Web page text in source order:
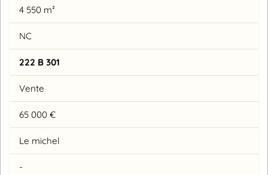
4 550 m²
NC
222 B 301
Vente
65 000 €
Le michel
-